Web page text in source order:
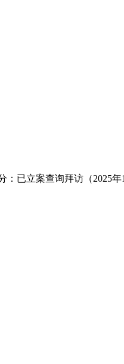
已立案查询拜访（2025年